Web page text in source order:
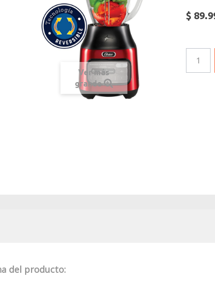
Ver más
grande
$
del producto: